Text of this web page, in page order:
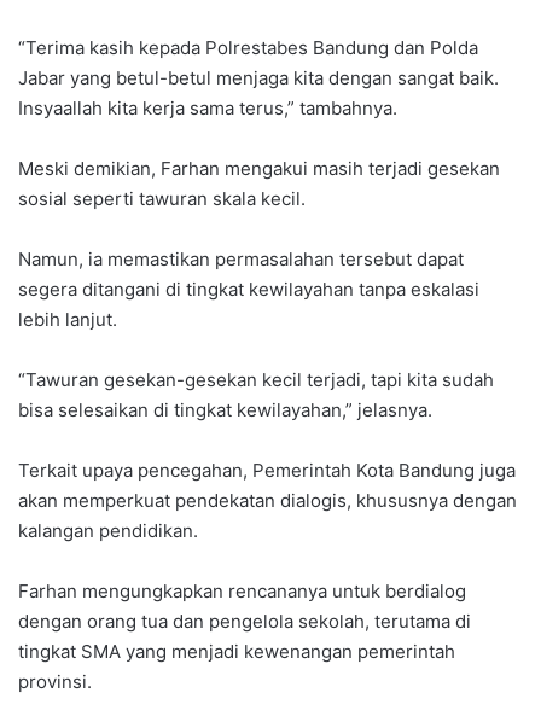
“Terima kasih kepada Polrestabes Bandung dan Polda
Jabar yang betul-betul menjaga kita dengan sangat baik.
Insyaallah kita kerja sama terus,” tambahnya.
Meski demikian, Farhan mengakui masih terjadi gesekan
sosial seperti tawuran skala kecil.
Namun, ia memastikan permasalahan tersebut dapat
segera ditangani di tingkat kewilayahan tanpa eskalasi
lebih lanjut.
“Tawuran gesekan-gesekan kecil terjadi, tapi kita sudah
bisa selesaikan di tingkat kewilayahan,” jelasnya.
Terkait upaya pencegahan, Pemerintah Kota Bandung juga
akan memperkuat pendekatan dialogis, khususnya dengan
kalangan pendidikan.
Farhan mengungkapkan rencananya untuk berdialog
dengan orang tua dan pengelola sekolah, terutama di
tingkat SMA yang menjadi kewenangan pemerintah
provinsi.